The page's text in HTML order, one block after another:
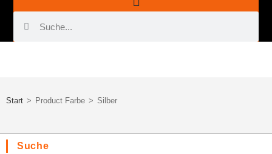
Start > Product Farbe > Silber
Suche